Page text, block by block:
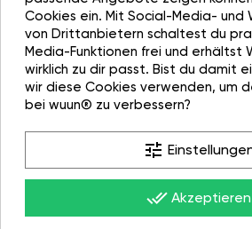
27.10.21, 17:18
Lieferung wurde einfach vor der
der Eingang versperrt worden ist.
Eingang versperrt worden ist. Ein Anruf
großen und teuren Sachen besser
Cookies ein. Mit Social-Media- und
von Drittanbietern schaltest du
Media-Funktionen frei und erhältst
wirklich zu dir passt. Bist du damit
wir diese Cookies verwenden, um
bei wuun® zu verbessern?
tune
done_all Akzeptieren